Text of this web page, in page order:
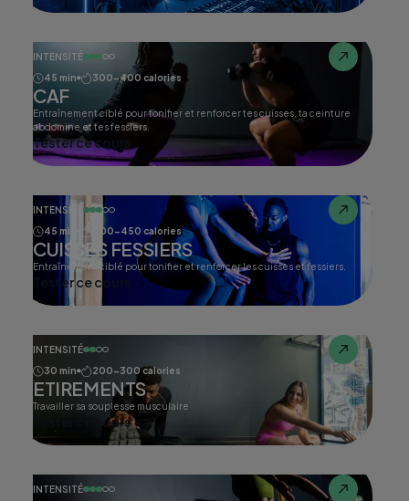
INTENSITÉ
45 min
300-400 calories
CAF
Entraînement ciblé pour tonifier et renforcer tes cuisses, ta ceinture
abdomine et tes fessiers.
Tester ce cours
INTENSITÉ
45 min
400-450 calories
CUISSES FESSIERS
Entraînement ciblé pour tonifier et renforcer les cuisses et fessiers.
Tester ce cours
INTENSITÉ
30 min
200-300 calories
ETIREMENTS
Travailler sa souplesse musculaire
Tester ce cours
INTENSITÉ